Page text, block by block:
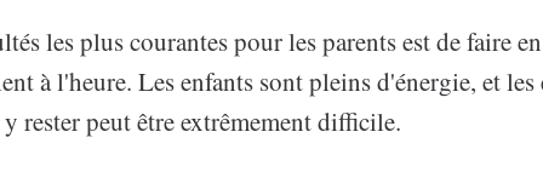
les plus courantes pour les parents est de faire
à l'heure. Les enfants sont pleins d'énergie, et les
rester peut être extrêmement difficile.